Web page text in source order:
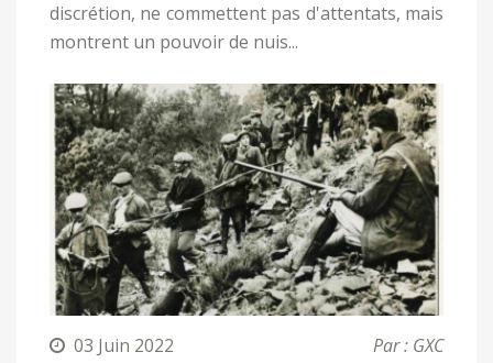
discrétion, ne commettent pas d'attentats, mais
montrent un pouvoir de nuis...
03 Juin 2022 Par : GXC